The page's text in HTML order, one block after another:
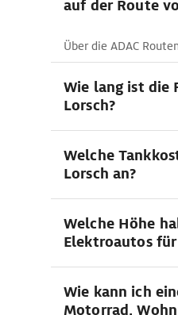
auf der Route
Über die ADAC
Wie lang ist die
Lorsch?
Welche
Lorsch an?
Welche Höhe
Elektroautos
Wie kann ich
Motorrad,